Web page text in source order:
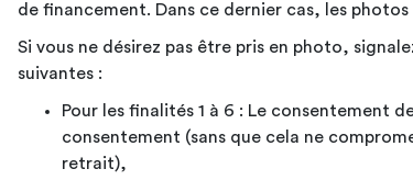
de financement. Dans ce dernier cas, les
Si vous ne désirez pas être pris en photo,
suivantes :
Pour les finalités 1 à 6 : Le consentement
consentement (sans que cela ne
retrait),